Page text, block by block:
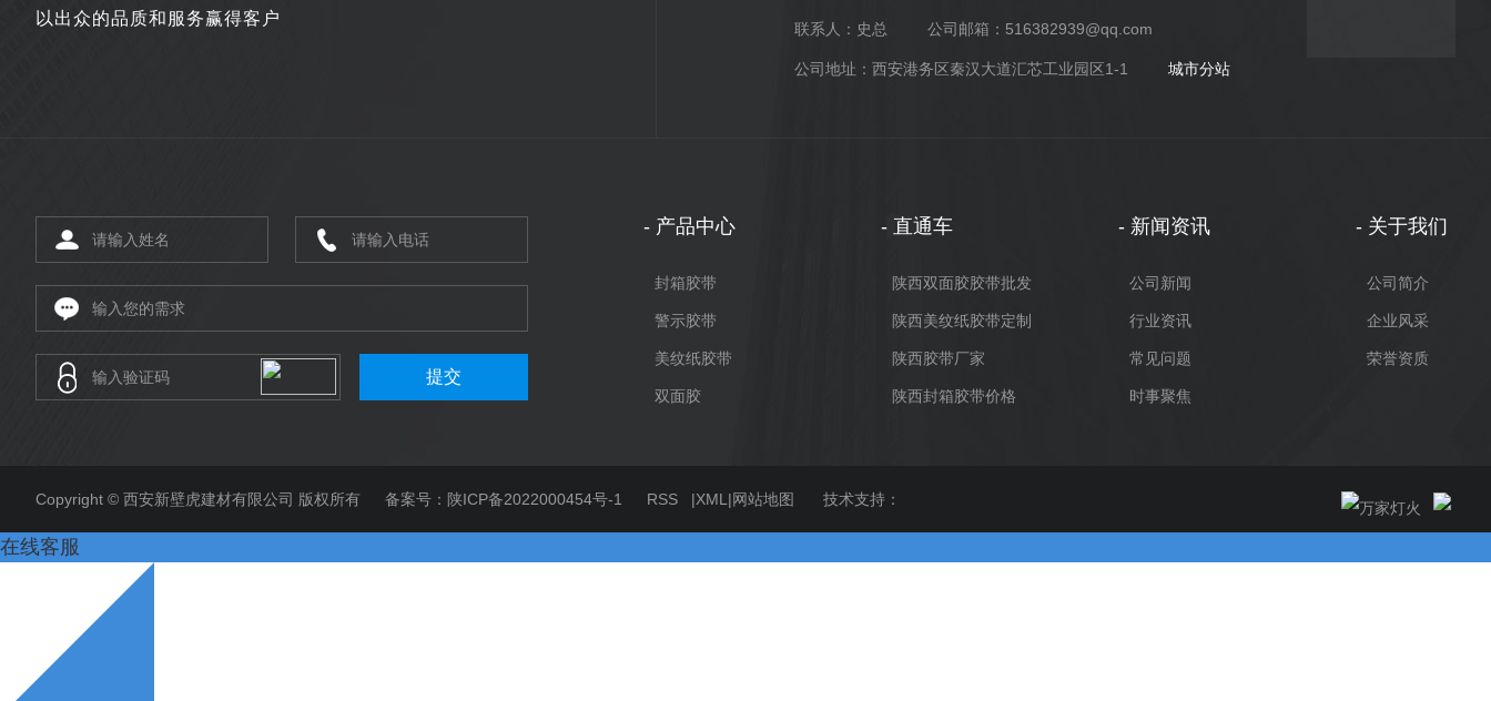
以出众的品质和服务赢得客户
联系人：史总 公司邮箱：516382939@qq.com
公司地址：西安港务区秦汉大道汇芯工业园区1-1 城市分站
城市分站
提交
产品中心
封箱胶带
警示胶带
美纹纸胶带
双面胶
直通车
陕西双面胶胶带批发
陕西美纹纸胶带定制
陕西胶带厂家
陕西封箱胶带价格
新闻资讯
公司新闻
行业资讯
常见问题
时事聚焦
关于我们
公司简介
企业风采
荣誉资质
Copyright © 西安新壁虎建材有限公司 版权所有 备案号： 陕ICP备2022000454号-1 RSS |XML|网站地图 技术支持：
在线客服